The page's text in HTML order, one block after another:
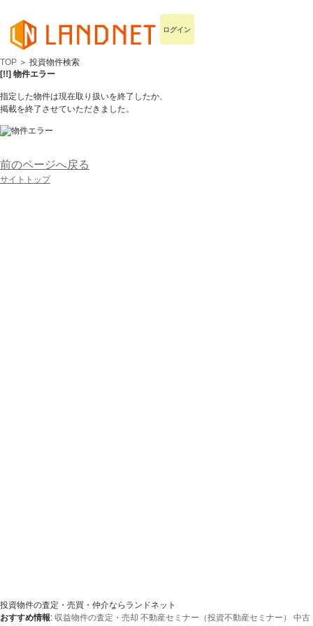
ログイン
TOP ＞ 投資物件検索
[!!] 物件エラー
指定した物件は現在取り扱いを終了したか、
掲載を終了させていただきました。
前のページへ戻る
サイトトップ
投資物件の査定・売買・仲介ならランドネット
おすすめ情報: 収益物件の査定・売却 不動産セミナー（投資不動産セミナー）
中古